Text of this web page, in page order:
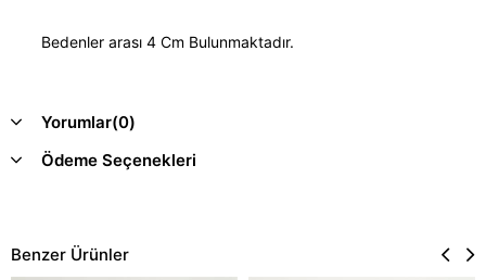
Bedenler arası 4 Cm Bulunmaktadır.
Yorumlar(0)
Ödeme Seçenekleri
Benzer Ürünler